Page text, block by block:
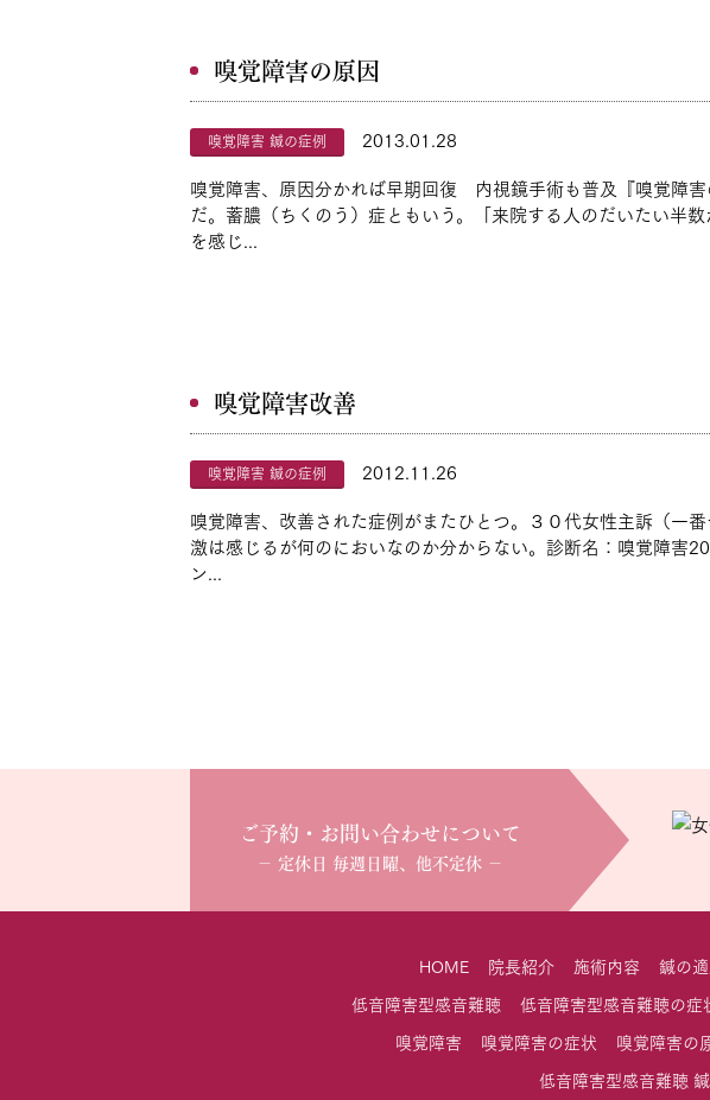
嗅覚障害の原因
嗅覚障害 鍼の症例
2013.01.28
嗅覚障害、原因分かれば早期回復 内視鏡手術も普及『嗅覚障
だ。蓄膿（ちくのう）症ともいう。「来院する人のだいたい半
を感じ...
嗅覚障害改善
嗅覚障害 鍼の症例
2012.11.26
嗅覚障害、改善された症例がまたひとつ。３０代女性主訴（一
激は感じるが何のにおいなのか分からない。診断名：嗅覚障害
ン...
ご予約・お問い合わせについて
− 定休日 毎週日曜、他不定休 −
HOME 院長紹介 施術内容 鍼の
低音障害型感音難聴
低音障害型感音難聴の症
嗅覚障害
嗅覚障害の症状 嗅覚障害の
低音障害型感音難聴